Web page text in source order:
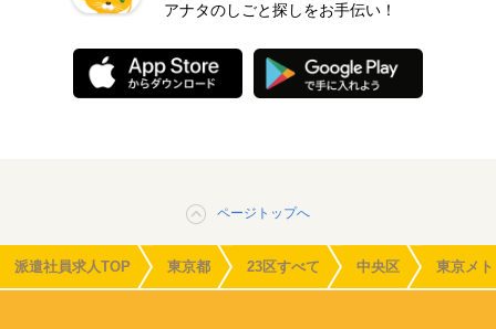
アナタのしごと探しをお手伝い！
ページトップへ
派遣社員求人TOP 東京都 23区すべて 中央区 東京メ